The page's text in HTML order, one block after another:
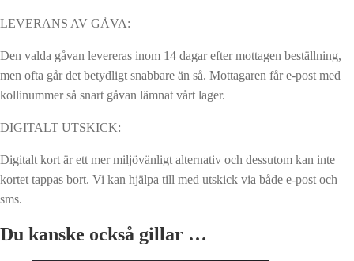
LEVERANS AV GÅVA:
Den valda gåvan levereras inom 14 dagar efter mottagen beställning,
men ofta går det betydligt snabbare än så. Mottagaren får e-post med
kollinummer så snart gåvan lämnat vårt lager.
DIGITALT UTSKICK:
Digitalt kort är ett mer miljövänligt alternativ och dessutom kan inte
kortet tappas bort. Vi kan hjälpa till med utskick via både e-post och
sms.
Du kanske också gillar …